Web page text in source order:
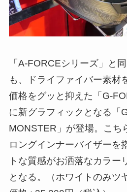
「A-FORCEシリーズ」と
も、ドライファイバー素材
価格をグッと抑えた「G-
に新グラフィックとなる「
MONSTER」が登場。こち
ロングインナーバイザーを
トな質感がお洒落なカラー
となる。（ホワイトのみツ